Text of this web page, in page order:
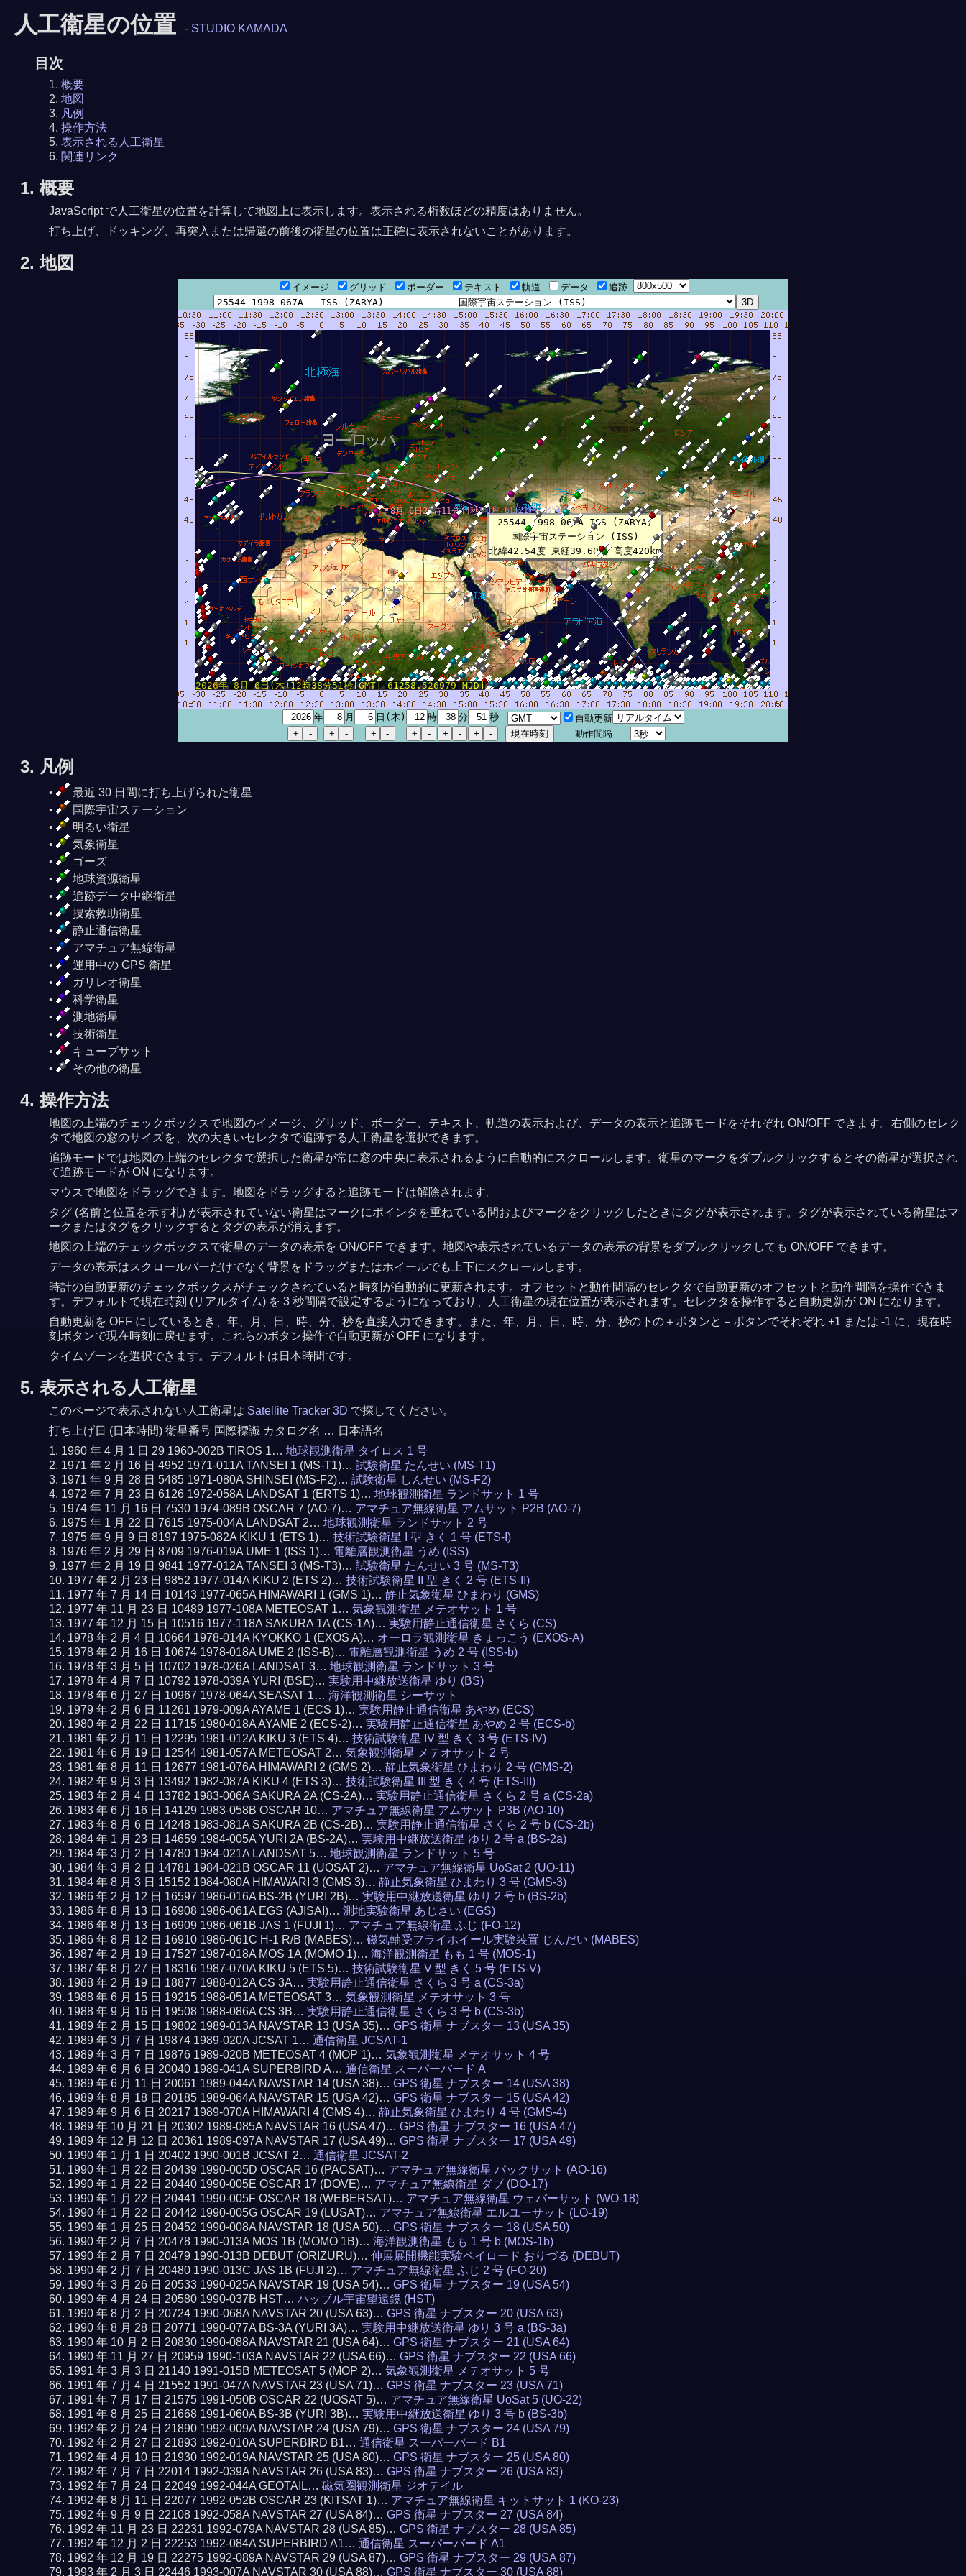
人工衛星の位置 - STUDIO KAMADA
目次
概要
地図
凡例
操作方法
表示される人工衛星
関連リンク
1. 概要
JavaScript で人工衛星の位置を計算して地図上に表示します。表示される桁数ほどの精度はありません。
打ち上げ、ドッキング、再突入または帰還の前後の衛星の位置は正確に表示されないことがあります。
2. 地図
イメージ グリッド ボーダー テキスト 軌道 データ 追跡
8月 6日21時38分47秒
8月 6日23時11分44秒
25544 1998-067A ISS (ZARYA)
国際宇宙ステーション (ISS)
北緯42.54度 東経39.60度 高度420km
2026年 8月 6日(木)12時38分51秒[GMT] 61258.526979[MJD]
年 月 日(木) 時 分 秒
自動更新
動作間隔
3. 凡例
最近 30 日間に打ち上げられた衛星
国際宇宙ステーション
明るい衛星
気象衛星
ゴーズ
地球資源衛星
追跡データ中継衛星
捜索救助衛星
静止通信衛星
アマチュア無線衛星
運用中の GPS 衛星
ガリレオ衛星
科学衛星
測地衛星
技術衛星
キューブサット
その他の衛星
4. 操作方法
地図の上端のチェックボックスで地図のイメージ、グリッド、ボーダー、テキスト、軌道の表示および、データの表示と追跡モードをそれぞれ ON/OFF できます。右側のセレク
タで地図の窓のサイズを、次の大きいセレクタで追跡する人工衛星を選択できます。
追跡モードでは地図の上端のセレクタで選択した衛星が常に窓の中央に表示されるように自動的にスクロールします。衛星のマークをダブルクリックするとその衛星が選択され
て追跡モードが ON になります。
マウスで地図をドラッグできます。地図をドラッグすると追跡モードは解除されます。
タグ (名前と位置を示す札) が表示されていない衛星はマークにポインタを重ねている間およびマークをクリックしたときにタグが表示されます。タグが表示されている衛星はマ
ークまたはタグをクリックするとタグの表示が消えます。
地図の上端のチェックボックスで衛星のデータの表示を ON/OFF できます。地図や表示されているデータの表示の背景をダブルクリックしても ON/OFF できます。
データの表示はスクロールバーだけでなく背景をドラッグまたはホイールでも上下にスクロールします。
時計の自動更新のチェックボックスがチェックされていると時刻が自動的に更新されます。オフセットと動作間隔のセレクタで自動更新のオフセットと動作間隔を操作できま
す。デフォルトで現在時刻 (リアルタイム) を 3 秒間隔で設定するようになっており、人工衛星の現在位置が表示されます。セレクタを操作すると自動更新が ON になります。
自動更新を OFF にしているとき、年、月、日、時、分、秒を直接入力できます。また、年、月、日、時、分、秒の下の＋ボタンと－ボタンでそれぞれ +1 または -1 に、現在時
刻ボタンで現在時刻に戻せます。これらのボタン操作で自動更新が OFF になります。
タイムゾーンを選択できます。デフォルトは日本時間です。
5. 表示される人工衛星
このページで表示されない人工衛星は Satellite Tracker 3D で探してください。
打ち上げ日 (日本時間) 衛星番号 国際標識 カタログ名 … 日本語名
1960 年 4 月 1 日 29 1960-002B TIROS 1… 地球観測衛星 タイロス 1 号
1971 年 2 月 16 日 4952 1971-011A TANSEI 1 (MS-T1)… 試験衛星 たんせい (MS-T1)
1971 年 9 月 28 日 5485 1971-080A SHINSEI (MS-F2)… 試験衛星 しんせい (MS-F2)
1972 年 7 月 23 日 6126 1972-058A LANDSAT 1 (ERTS 1)… 地球観測衛星 ランドサット 1 号
1974 年 11 月 16 日 7530 1974-089B OSCAR 7 (AO-7)… アマチュア無線衛星 アムサット P2B (AO-7)
1975 年 1 月 22 日 7615 1975-004A LANDSAT 2… 地球観測衛星 ランドサット 2 号
1975 年 9 月 9 日 8197 1975-082A KIKU 1 (ETS 1)… 技術試験衛星 I 型 きく 1 号 (ETS-I)
1976 年 2 月 29 日 8709 1976-019A UME 1 (ISS 1)… 電離層観測衛星 うめ (ISS)
1977 年 2 月 19 日 9841 1977-012A TANSEI 3 (MS-T3)… 試験衛星 たんせい 3 号 (MS-T3)
1977 年 2 月 23 日 9852 1977-014A KIKU 2 (ETS 2)… 技術試験衛星 II 型 きく 2 号 (ETS-II)
1977 年 7 月 14 日 10143 1977-065A HIMAWARI 1 (GMS 1)… 静止気象衛星 ひまわり (GMS)
1977 年 11 月 23 日 10489 1977-108A METEOSAT 1… 気象観測衛星 メテオサット 1 号
1977 年 12 月 15 日 10516 1977-118A SAKURA 1A (CS-1A)… 実験用静止通信衛星 さくら (CS)
1978 年 2 月 4 日 10664 1978-014A KYOKKO 1 (EXOS A)… オーロラ観測衛星 きょっこう (EXOS-A)
1978 年 2 月 16 日 10674 1978-018A UME 2 (ISS-B)… 電離層観測衛星 うめ 2 号 (ISS-b)
1978 年 3 月 5 日 10702 1978-026A LANDSAT 3… 地球観測衛星 ランドサット 3 号
1978 年 4 月 7 日 10792 1978-039A YURI (BSE)… 実験用中継放送衛星 ゆり (BS)
1978 年 6 月 27 日 10967 1978-064A SEASAT 1… 海洋観測衛星 シーサット
1979 年 2 月 6 日 11261 1979-009A AYAME 1 (ECS 1)… 実験用静止通信衛星 あやめ (ECS)
1980 年 2 月 22 日 11715 1980-018A AYAME 2 (ECS-2)… 実験用静止通信衛星 あやめ 2 号 (ECS-b)
1981 年 2 月 11 日 12295 1981-012A KIKU 3 (ETS 4)… 技術試験衛星 IV 型 きく 3 号 (ETS-IV)
1981 年 6 月 19 日 12544 1981-057A METEOSAT 2… 気象観測衛星 メテオサット 2 号
1981 年 8 月 11 日 12677 1981-076A HIMAWARI 2 (GMS 2)… 静止気象衛星 ひまわり 2 号 (GMS-2)
1982 年 9 月 3 日 13492 1982-087A KIKU 4 (ETS 3)… 技術試験衛星 III 型 きく 4 号 (ETS-III)
1983 年 2 月 4 日 13782 1983-006A SAKURA 2A (CS-2A)… 実験用静止通信衛星 さくら 2 号 a (CS-2a)
1983 年 6 月 16 日 14129 1983-058B OSCAR 10… アマチュア無線衛星 アムサット P3B (AO-10)
1983 年 8 月 6 日 14248 1983-081A SAKURA 2B (CS-2B)… 実験用静止通信衛星 さくら 2 号 b (CS-2b)
1984 年 1 月 23 日 14659 1984-005A YURI 2A (BS-2A)… 実験用中継放送衛星 ゆり 2 号 a (BS-2a)
1984 年 3 月 2 日 14780 1984-021A LANDSAT 5… 地球観測衛星 ランドサット 5 号
1984 年 3 月 2 日 14781 1984-021B OSCAR 11 (UOSAT 2)… アマチュア無線衛星 UoSat 2 (UO-11)
1984 年 8 月 3 日 15152 1984-080A HIMAWARI 3 (GMS 3)… 静止気象衛星 ひまわり 3 号 (GMS-3)
1986 年 2 月 12 日 16597 1986-016A BS-2B (YURI 2B)… 実験用中継放送衛星 ゆり 2 号 b (BS-2b)
1986 年 8 月 13 日 16908 1986-061A EGS (AJISAI)… 測地実験衛星 あじさい (EGS)
1986 年 8 月 13 日 16909 1986-061B JAS 1 (FUJI 1)… アマチュア無線衛星 ふじ (FO-12)
1986 年 8 月 12 日 16910 1986-061C H-1 R/B (MABES)… 磁気軸受フライホイール実験装置 じんだい (MABES)
1987 年 2 月 19 日 17527 1987-018A MOS 1A (MOMO 1)… 海洋観測衛星 もも 1 号 (MOS-1)
1987 年 8 月 27 日 18316 1987-070A KIKU 5 (ETS 5)… 技術試験衛星 V 型 きく 5 号 (ETS-V)
1988 年 2 月 19 日 18877 1988-012A CS 3A… 実験用静止通信衛星 さくら 3 号 a (CS-3a)
1988 年 6 月 15 日 19215 1988-051A METEOSAT 3… 気象観測衛星 メテオサット 3 号
1988 年 9 月 16 日 19508 1988-086A CS 3B… 実験用静止通信衛星 さくら 3 号 b (CS-3b)
1989 年 2 月 15 日 19802 1989-013A NAVSTAR 13 (USA 35)… GPS 衛星 ナブスター 13 (USA 35)
1989 年 3 月 7 日 19874 1989-020A JCSAT 1… 通信衛星 JCSAT-1
1989 年 3 月 7 日 19876 1989-020B METEOSAT 4 (MOP 1)… 気象観測衛星 メテオサット 4 号
1989 年 6 月 6 日 20040 1989-041A SUPERBIRD A… 通信衛星 スーパーバード A
1989 年 6 月 11 日 20061 1989-044A NAVSTAR 14 (USA 38)… GPS 衛星 ナブスター 14 (USA 38)
1989 年 8 月 18 日 20185 1989-064A NAVSTAR 15 (USA 42)… GPS 衛星 ナブスター 15 (USA 42)
1989 年 9 月 6 日 20217 1989-070A HIMAWARI 4 (GMS 4)… 静止気象衛星 ひまわり 4 号 (GMS-4)
1989 年 10 月 21 日 20302 1989-085A NAVSTAR 16 (USA 47)… GPS 衛星 ナブスター 16 (USA 47)
1989 年 12 月 12 日 20361 1989-097A NAVSTAR 17 (USA 49)… GPS 衛星 ナブスター 17 (USA 49)
1990 年 1 月 1 日 20402 1990-001B JCSAT 2… 通信衛星 JCSAT-2
1990 年 1 月 22 日 20439 1990-005D OSCAR 16 (PACSAT)… アマチュア無線衛星 パックサット (AO-16)
1990 年 1 月 22 日 20440 1990-005E OSCAR 17 (DOVE)… アマチュア無線衛星 ダブ (DO-17)
1990 年 1 月 22 日 20441 1990-005F OSCAR 18 (WEBERSAT)… アマチュア無線衛星 ウェバーサット (WO-18)
1990 年 1 月 22 日 20442 1990-005G OSCAR 19 (LUSAT)… アマチュア無線衛星 エルユーサット (LO-19)
1990 年 1 月 25 日 20452 1990-008A NAVSTAR 18 (USA 50)… GPS 衛星 ナブスター 18 (USA 50)
1990 年 2 月 7 日 20478 1990-013A MOS 1B (MOMO 1B)… 海洋観測衛星 もも 1 号 b (MOS-1b)
1990 年 2 月 7 日 20479 1990-013B DEBUT (ORIZURU)… 伸展展開機能実験ペイロード おりづる (DEBUT)
1990 年 2 月 7 日 20480 1990-013C JAS 1B (FUJI 2)… アマチュア無線衛星 ふじ 2 号 (FO-20)
1990 年 3 月 26 日 20533 1990-025A NAVSTAR 19 (USA 54)… GPS 衛星 ナブスター 19 (USA 54)
1990 年 4 月 24 日 20580 1990-037B HST… ハッブル宇宙望遠鏡 (HST)
1990 年 8 月 2 日 20724 1990-068A NAVSTAR 20 (USA 63)… GPS 衛星 ナブスター 20 (USA 63)
1990 年 8 月 28 日 20771 1990-077A BS-3A (YURI 3A)… 実験用中継放送衛星 ゆり 3 号 a (BS-3a)
1990 年 10 月 2 日 20830 1990-088A NAVSTAR 21 (USA 64)… GPS 衛星 ナブスター 21 (USA 64)
1990 年 11 月 27 日 20959 1990-103A NAVSTAR 22 (USA 66)… GPS 衛星 ナブスター 22 (USA 66)
1991 年 3 月 3 日 21140 1991-015B METEOSAT 5 (MOP 2)… 気象観測衛星 メテオサット 5 号
1991 年 7 月 4 日 21552 1991-047A NAVSTAR 23 (USA 71)… GPS 衛星 ナブスター 23 (USA 71)
1991 年 7 月 17 日 21575 1991-050B OSCAR 22 (UOSAT 5)… アマチュア無線衛星 UoSat 5 (UO-22)
1991 年 8 月 25 日 21668 1991-060A BS-3B (YURI 3B)… 実験用中継放送衛星 ゆり 3 号 b (BS-3b)
1992 年 2 月 24 日 21890 1992-009A NAVSTAR 24 (USA 79)… GPS 衛星 ナブスター 24 (USA 79)
1992 年 2 月 27 日 21893 1992-010A SUPERBIRD B1… 通信衛星 スーパーバード B1
1992 年 4 月 10 日 21930 1992-019A NAVSTAR 25 (USA 80)… GPS 衛星 ナブスター 25 (USA 80)
1992 年 7 月 7 日 22014 1992-039A NAVSTAR 26 (USA 83)… GPS 衛星 ナブスター 26 (USA 83)
1992 年 7 月 24 日 22049 1992-044A GEOTAIL… 磁気圏観測衛星 ジオテイル
1992 年 8 月 11 日 22077 1992-052B OSCAR 23 (KITSAT 1)… アマチュア無線衛星 キットサット 1 (KO-23)
1992 年 9 月 9 日 22108 1992-058A NAVSTAR 27 (USA 84)… GPS 衛星 ナブスター 27 (USA 84)
1992 年 11 月 23 日 22231 1992-079A NAVSTAR 28 (USA 85)… GPS 衛星 ナブスター 28 (USA 85)
1992 年 12 月 2 日 22253 1992-084A SUPERBIRD A1… 通信衛星 スーパーバード A1
1992 年 12 月 19 日 22275 1992-089A NAVSTAR 29 (USA 87)… GPS 衛星 ナブスター 29 (USA 87)
1993 年 2 月 3 日 22446 1993-007A NAVSTAR 30 (USA 88)… GPS 衛星 ナブスター 30 (USA 88)